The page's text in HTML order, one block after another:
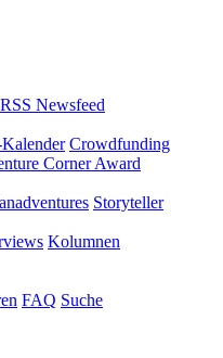
RSS Newsfeed
Kalender Crowdfunding
Corner Award
Storyteller
Kolumnen
FAQ Suche